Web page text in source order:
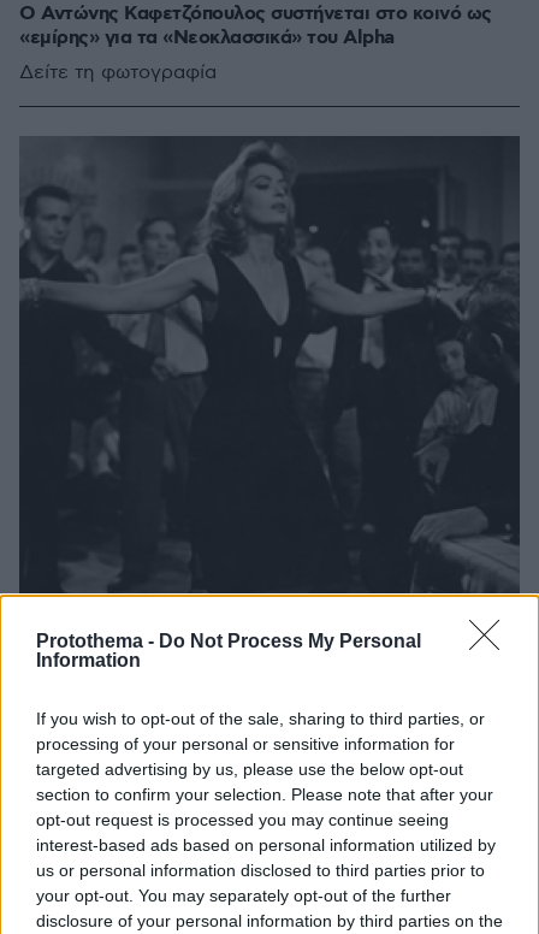
Protothema - Do Not Process My Personal
Information
If you wish to opt-out of the sale, sharing to third parties, or
processing of your personal or sensitive information for
targeted advertising by us, please use the below opt-out
section to confirm your selection. Please note that after your
opt-out request is processed you may continue seeing
interest-based ads based on personal information utilized by
us or personal information disclosed to third parties prior to
your opt-out. You may separately opt-out of the further
disclosure of your personal information by third parties on the
O Αντώνης Καφετζόπουλος συστήνεται στο κοινό ως
«εμίρης» για τα «Νεοκλασσικά» του Alpha
Δείτε τη φωτογραφία
του Πειραιά»!
Μία ιδιότυπη απάτη, που αποδεικνύει ότι είμαστε
αναμφίβολα... το αλάτι της γης
28.05.2021, 09:18